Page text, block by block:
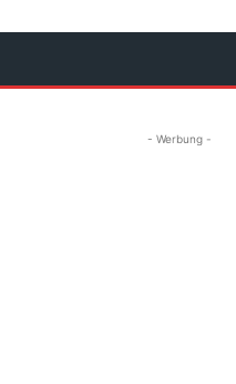
- Werbung -